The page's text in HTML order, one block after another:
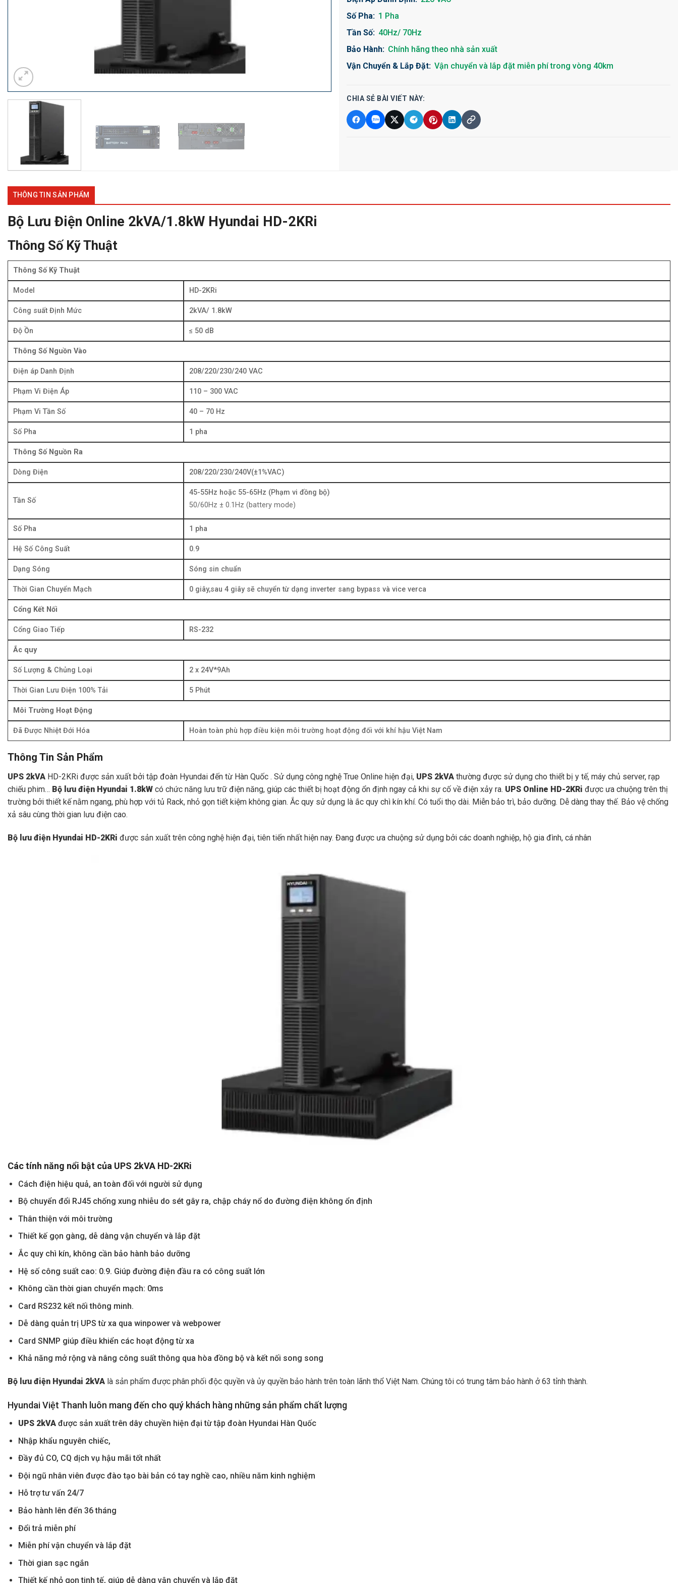
Số Pha: 1 Pha
Tần Số: 40Hz/ 70Hz
Bảo Hành: Chính hãng theo nhà sản xuất
Vận Chuyển & Lắp Đặt: Vận chuyển và lắp đặt miễn phí trong vòng 40km
CHIA SẺ BÀI VIẾT NÀY:
THÔNG TIN SẢN PHẨM
Bộ Lưu Điện Online 2kVA/1.8kW Hyundai HD-2KRi
Thông Số Kỹ Thuật
Thông Số Kỹ Thuật
Model HD-2KRi
Công suất Định Mức 2kVA/ 1.8kW
Độ Ồn ≤ 50 dB
Thông Số Nguồn Vào
Điện áp Danh Định 208/220/230/240 VAC
Phạm Vi Điện Áp 110 – 300 VAC
Phạm Vi Tần Số 40 – 70 Hz
Số Pha 1 pha
Thông Số Nguồn Ra
Dòng Điện 208/220/230/240V(±1%VAC)
Tần Số
45-55Hz hoặc 55-65Hz (Phạm vi đồng bộ)
50/60Hz ± 0.1Hz (battery mode)
Số Pha 1 pha
Hệ Số Công Suất 0.9
Dạng Sóng Sóng sin chuẩn
Thời Gian Chuyển Mạch 0 giây,sau 4 giây sẽ chuyển từ dạng inverter sang bypass và vice verca
Cổng Kết Nối
Cổng Giao Tiếp RS-232
Ắc quy
Số Lượng & Chủng Loại 2 x 24V*9Ah
Thời Gian Lưu Điện 100% Tải 5 Phút
Môi Trường Hoạt Động
Đã Được Nhiệt Đới Hóa Hoàn toàn phù hợp điều kiện môi trường hoạt động đối với khí hậu Việt Nam
Thông Tin Sản Phẩm
UPS 2kVA HD-2KRi được sản xuất bởi tập đoàn Hyundai đến từ Hàn Quốc . Sử dụng công nghệ True Online hiện đại, UPS 2kVA thường được sử dụng cho thiết bị y tế, máy chủ server, rạp
chiếu phim… Bộ lưu điện Hyundai 1.8kW có chức năng lưu trữ điện năng, giúp các thiết bị hoạt động ổn định ngay cả khi sự cố về điện xảy ra. UPS Online HD-2KRi được ưa chuộng trên thị
trường bởi thiết kế nằm ngang, phù hợp với tủ Rack, nhỏ gọn tiết kiệm không gian. Ắc quy sử dụng là ắc quy chì kín khí. Có tuổi thọ dài. Miễn bảo trì, bảo dưỡng. Dễ dàng thay thế. Bảo vệ chống
xả sâu cùng thời gian lưu điện cao.
Bộ lưu điện Hyundai HD-2KRi được sản xuất trên công nghệ hiện đại, tiên tiến nhất hiện nay. Đang được ưa chuộng sử dụng bởi các doanh nghiệp, hộ gia đình, cá nhân
Các tính năng nổi bật của UPS 2kVA HD-2KRi
Cách điện hiệu quả, an toàn đối với người sử dụng
Bộ chuyển đổi RJ45 chống xung nhiễu do sét gây ra, chập cháy nổ do đường điện không ổn định
Thân thiện với môi trường
Thiết kế gọn gàng, dễ dàng vận chuyển và lắp đặt
Ắc quy chì kín, không cần bảo hành bảo dưỡng
Hệ số công suất cao: 0.9. Giúp đường điện đầu ra có công suất lớn
Không cần thời gian chuyển mạch: 0ms
Card RS232 kết nối thông minh.
Dễ dàng quản trị UPS từ xa qua winpower và webpower
Card SNMP giúp điều khiển các hoạt động từ xa
Khả năng mở rộng và nâng công suất thông qua hòa đồng bộ và kết nối song song
Bộ lưu điện Hyundai 2kVA là sản phẩm được phân phối độc quyền và ủy quyền bảo hành trên toàn lãnh thổ Việt Nam. Chúng tôi có trung tâm bảo hành ở 63 tỉnh thành.
Hyundai Việt Thanh luôn mang đến cho quý khách hàng những sản phẩm chất lượng
UPS 2kVAđược sản xuất trên dây chuyền hiện đại từ tập đoàn Hyundai Hàn Quốc
Nhập khẩu nguyên chiếc,
Đầy đủ CO, CQ dịch vụ hậu mãi tốt nhất
Đội ngũ nhân viên được đào tạo bài bản có tay nghề cao, nhiều năm kinh nghiệm
Hỗ trợ tư vấn 24/7
Bảo hành lên đến 36 tháng
Đổi trả miễn phí
Miễn phí vận chuyển và lắp đặt
Thời gian sạc ngắn
Thiết kế nhỏ gọn tinh tế, giúp dễ dàng vận chuyển và lắp đặt